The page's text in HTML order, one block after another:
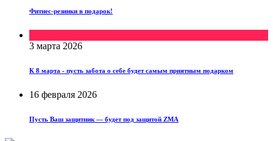
Фитнес-резинки в подарок!
3 марта 2026
К 8 марта - пусть забота о себе будет самым приятным подарком
16 февраля 2026
Пусть Ваш защитник — будет под защитой ZMA